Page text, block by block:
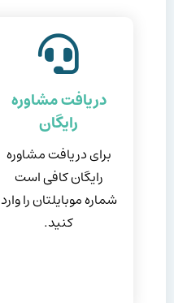
دریافت مشاوره
رایگان
برای دریافت مشاوره
رایگان کافی است
شماره موبایلتان را وارد
کنید.